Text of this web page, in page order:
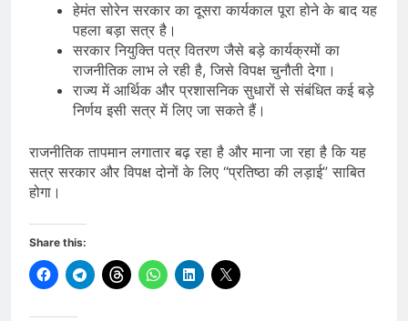
हेमंत सोरेन सरकार का दूसरा कार्यकाल पूरा होने के बाद यह
पहला बड़ा सत्र है।
सरकार नियुक्ति पत्र वितरण जैसे बड़े कार्यक्रमों का
राजनीतिक लाभ ले रही है, जिसे विपक्ष चुनौती देगा।
राज्य में आर्थिक और प्रशासनिक सुधारों से संबंधित कई बड़े
निर्णय इसी सत्र में लिए जा सकते हैं।
राजनीतिक तापमान लगातार बढ़ रहा है और माना जा रहा है कि यह
सत्र सरकार और विपक्ष दोनों के लिए “प्रतिष्ठा की लड़ाई” साबित
होगा।
Share this: